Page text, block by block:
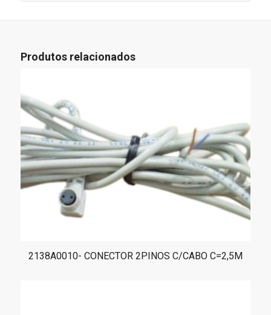
Produtos relacionados
2138A0010- CONECTOR 2PINOS C/CABO C=2,5M